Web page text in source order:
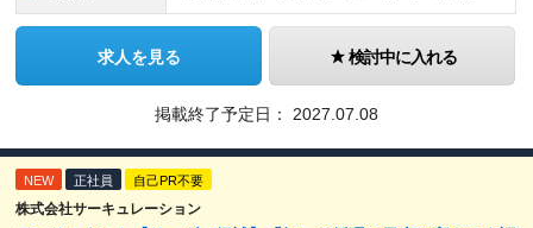
求人を見る 検討中に入れる
掲載終了予定日： 2027.07.08
NEW 正社員 自己PR不要
株式会社サーキュレーション